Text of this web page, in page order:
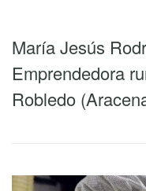
María Jesús
Emprendedora
Robledo